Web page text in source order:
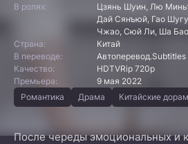
В ролях:
Цзянь Шуин, Лю
Дай Сянъюй, Гао
Чжао, Сюй Ли, Ша
Страна:
Китай
В переводе:
Автоперевод.Subtitles
Качество:
HDTVRip 720p
Премьера:
9 мая 2022
Романтика
Драма Китайские
После череды эмоциональных и